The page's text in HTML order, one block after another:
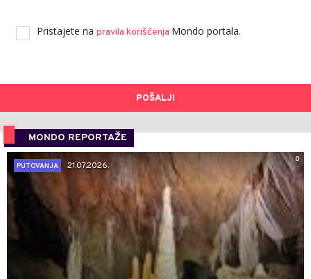
Pristajete na pravila korišćenja Mondo portala.
POŠALJI
MONDO REPORTAŽE
0
PUTOVANJA
21.07.2026.